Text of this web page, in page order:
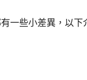
一些小差異，以下